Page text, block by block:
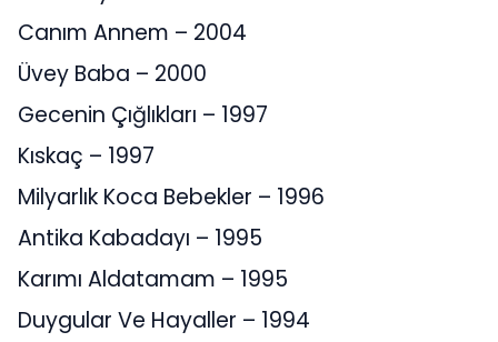
Canım Annem – 2004
Üvey Baba – 2000
Gecenin Çığlıkları – 1997
Kıskaç – 1997
Milyarlık Koca Bebekler – 1996
Antika Kabadayı – 1995
Karımı Aldatamam – 1995
Duygular Ve Hayaller – 1994